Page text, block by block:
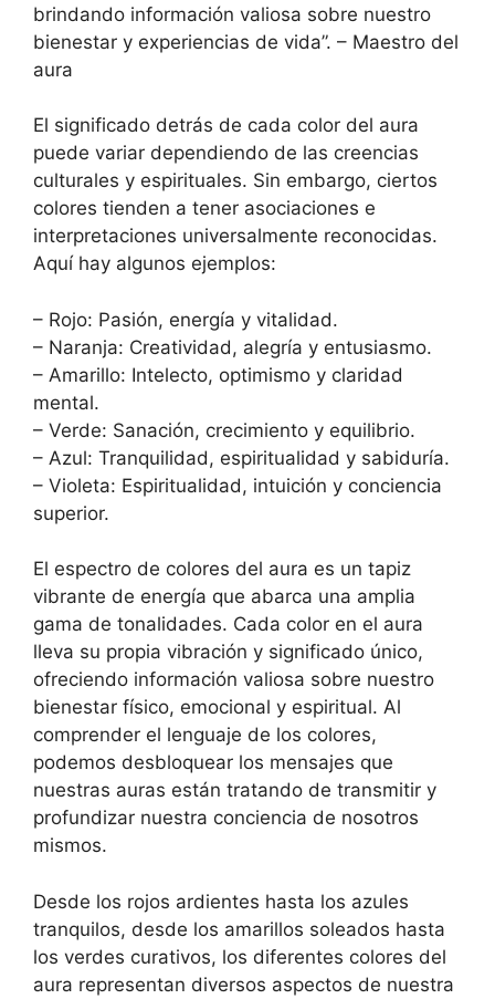
brindando información valiosa sobre nuestro
bienestar y experiencias de vida”. – Maestro del
aura
El significado detrás de cada color del aura
puede variar dependiendo de las creencias
culturales y espirituales. Sin embargo, ciertos
colores tienden a tener asociaciones e
interpretaciones universalmente reconocidas.
Aquí hay algunos ejemplos:
– Rojo: Pasión, energía y vitalidad.
– Naranja: Creatividad, alegría y entusiasmo.
– Amarillo: Intelecto, optimismo y claridad
mental.
– Verde: Sanación, crecimiento y equilibrio.
– Azul: Tranquilidad, espiritualidad y sabiduría.
– Violeta: Espiritualidad, intuición y conciencia
superior.
El espectro de colores del aura es un tapiz
vibrante de energía que abarca una amplia
gama de tonalidades. Cada color en el aura
lleva su propia vibración y significado único,
ofreciendo información valiosa sobre nuestro
bienestar físico, emocional y espiritual. Al
comprender el lenguaje de los colores,
podemos desbloquear los mensajes que
nuestras auras están tratando de transmitir y
profundizar nuestra conciencia de nosotros
mismos.
Desde los rojos ardientes hasta los azules
tranquilos, desde los amarillos soleados hasta
los verdes curativos, los diferentes colores del
aura representan diversos aspectos de nuestra